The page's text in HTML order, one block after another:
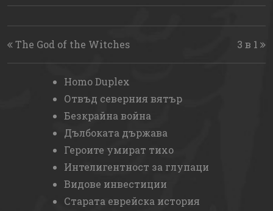
Post navigation
The God of the Witches 3 в 1
Homo Duplex
Отвъд северния вятър
Безкрайна война
Дълбоката държава
Героите умират тихо
Интелигентност за глупаци
Видове инвестиции
Старата еврейска история